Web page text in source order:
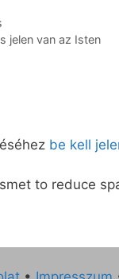
jelen van az Isten
be kell
to reduce